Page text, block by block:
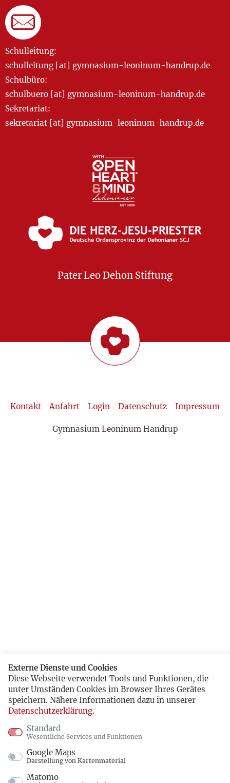
Schulleitung:
schulleitung [at] gymnasium-leoninum-handrup.de
Schulbüro:
schulbuero [at] gymnasium-leoninum-handrup.de
Sekretariat:
sekretariat [at] gymnasium-leoninum-handrup.de
Pater Leo Dehon Stiftung
Kontakt Anfahrt Login Datenschutz Impressum
Gymnasium Leoninum Handrup
Externe Dienste und Cookies
Diese Webseite verwendet Tools und Funktionen, die
unter Umständen Cookies im Browser Ihres Gerätes
speichern. Nähere Informationen dazu in unserer
Datenschutzerklärung.
Standard
Wesentliche Services und Funktionen
Google Maps
Darstellung von Kartenmaterial
Matomo